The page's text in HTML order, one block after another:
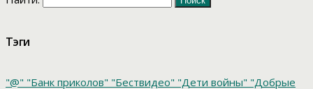
Тэги
"@" "Банк приколов" "Бествидео" "Дети войны" "Добрые